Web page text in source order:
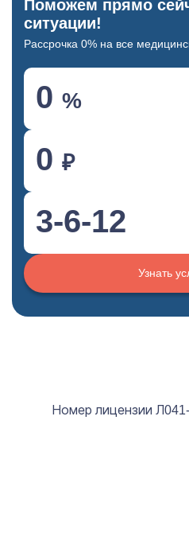
Поможем прямо
ситуации!
Рассрочка 0% на все
0 %
0 ₽
3-6-12
Узнать
Номер лицензии